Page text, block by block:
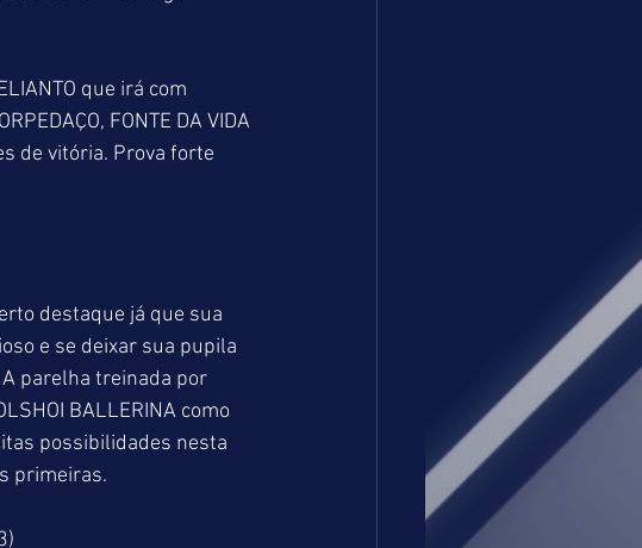
que irá com
FONTE DA VIDA
de vitória. Prova forte
destaque já que sua
e se deixar sua pupila
parelha treinada por
BALLERINA como
possibilidades nesta
primeiras.